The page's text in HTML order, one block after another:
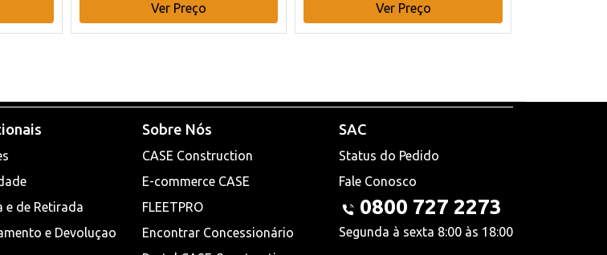
Ver Preço
Ver Preço
e de Retirada
e Devoluçao
Sobre Nós
CASE Construction
E-commerce CASE
FLEETPRO
Encontrar Concessionário
SAC
Status do Pedido
Fale Conosco
0800 727 2273
Segunda à sexta 8:00 às 18:00